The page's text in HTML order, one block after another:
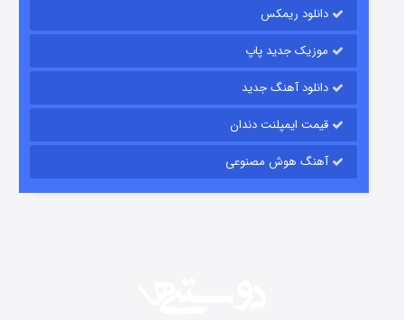
قسمتدانلود ریمکس
موزیک جدید پاپ
دانلود آهنگ جدید
قیمت ایمپلنت دندان
آهنگ هوش مصنوعی